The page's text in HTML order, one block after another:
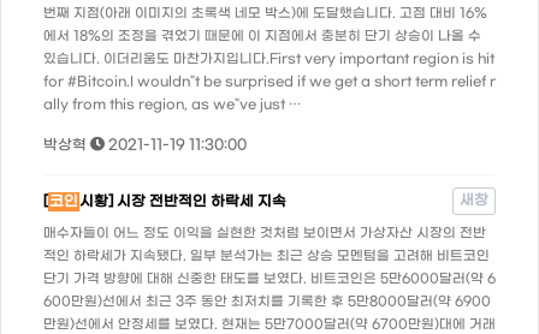
번째 지점(아래 이미지의 초록색 네모 박스)에 도달했습니다. 고점 대비 16%
에서 18%의 조정을 겪었기 때문에 이 지점에서 충분히 단기 상승이 나올 수
있습니다. 이더리움도 마찬가지입니다.First very important region is hit
for #Bitcoin.I wouldn"t be surprised if we get a short term relief r
ally from this region, as we"ve just …
박상혁 2021-11-19 11:30:00
[코인시황] 시장 전반적인 하락세 지속 새창
매수자들이 어느 정도 이익을 실현한 것처럼 보이면서 가상자산 시장의 전반
적인 하락세가 지속됐다. 일부 분석가는 최근 상승 모멘텀을 고려해 비트코인
단기 가격 방향에 대해 신중한 태도를 보였다. 비트코인은 5만6000달러(약 6
600만원)선에서 최근 3주 동안 최저치를 기록한 후 5만8000달러(약 6900
만원)선에서 안정세를 보였다. 현재는 5만7000달러(약 6700만원)대에 거래